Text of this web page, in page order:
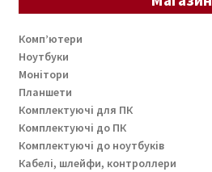
Комп’ютери
Ноутбуки
Монітори
Планшети
Комплектуючі для ПК
Комплектуючі до ПК
Комплектуючі до ноутбуків
Кабелі, шлейфи, контроллери